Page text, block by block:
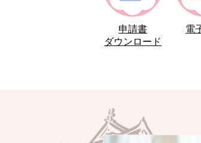
申請書
ダウンロード
電